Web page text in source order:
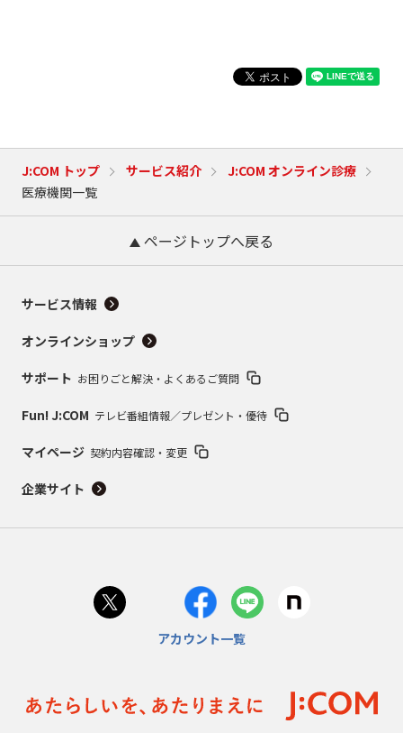
J:COM トップ サービス紹介
J:COM オンライン診療
医療機関一覧
ページトップへ戻る
サービス情報
オンラインショップ
サポート お困りごと解決・よくあるご質問
Fun! J:COM テレビ番組情報／プレゼント・優待
マイページ 契約内容確認・変更
企業サイト
アカウント一覧